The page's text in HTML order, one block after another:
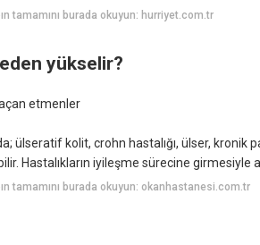
tamamını burada okuyun: hurriyet.com.tr
yükselir?
açan etmenler
ülseratif kolit, crohn hastalığı, ülser,
Hastalıkların iyileşme sürecine girmesiyle
tamamını burada okuyun: okanhastanesi.com.tr